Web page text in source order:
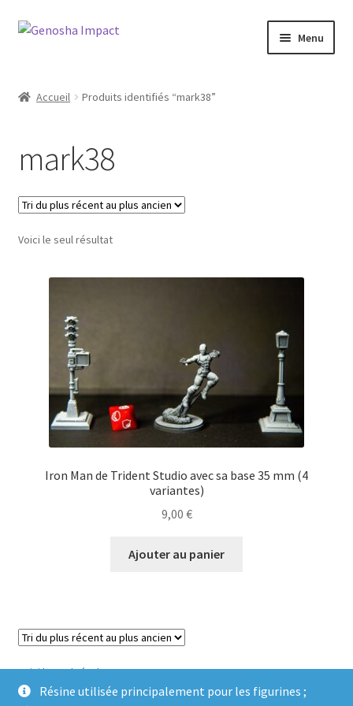
Résine utilisée principalement pour les figurines ;
Aller
navigation
Aller
Menu
Checkout
My account
Shop
Wishlist
Accueil Produits identifiés “mark38”
mark38
Voici le seul résultat
Iron Man de Trident Studio avec sa base 35 mm (4
variantes)
9,00 €
Ajouter au panier
Voici le seul résultat